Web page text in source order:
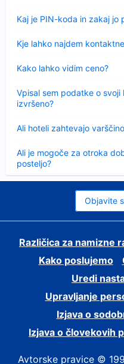
Kaj je PIN-koda in zakaj jo
Kje lahko najdem
Kako lahko vidim ceno?
Vpisal sem podatke o
izvršeno?
Ali hoteli zahtevajo
Ali je mogoče za otroka
posteljo?
Objavite
Različica za namizne
Kako poslujemo
Uredi
Upravljanje
Izjava o
Izjava o človekovih
Avtorske pravice ©